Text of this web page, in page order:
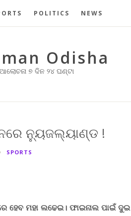
POLITICS NEWS
୭ ଦିନ ୨୪ ଘଣ୍ଟା
ନ୍ୟୁଜଲ୍ୟାଣ୍ଡ !
SPORTS
ହେବ ମହା ଲଢେଇ। ଫାଇନାଲ ପାଇଁ ଦୁଇ